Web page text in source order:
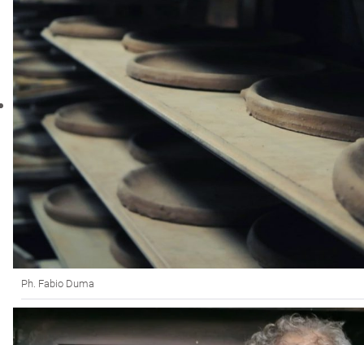
Ph. Fabio Duma